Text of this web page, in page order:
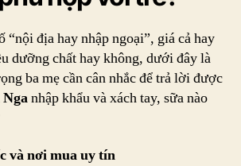
“nội địa hay nhập ngoại”, giá cả hay
dưỡng chất hay không, dưới đây là
ba mẹ cần cân nhắc để trả lời được
nhập khẩu và xách tay, sữa nào
và nơi mua uy tín